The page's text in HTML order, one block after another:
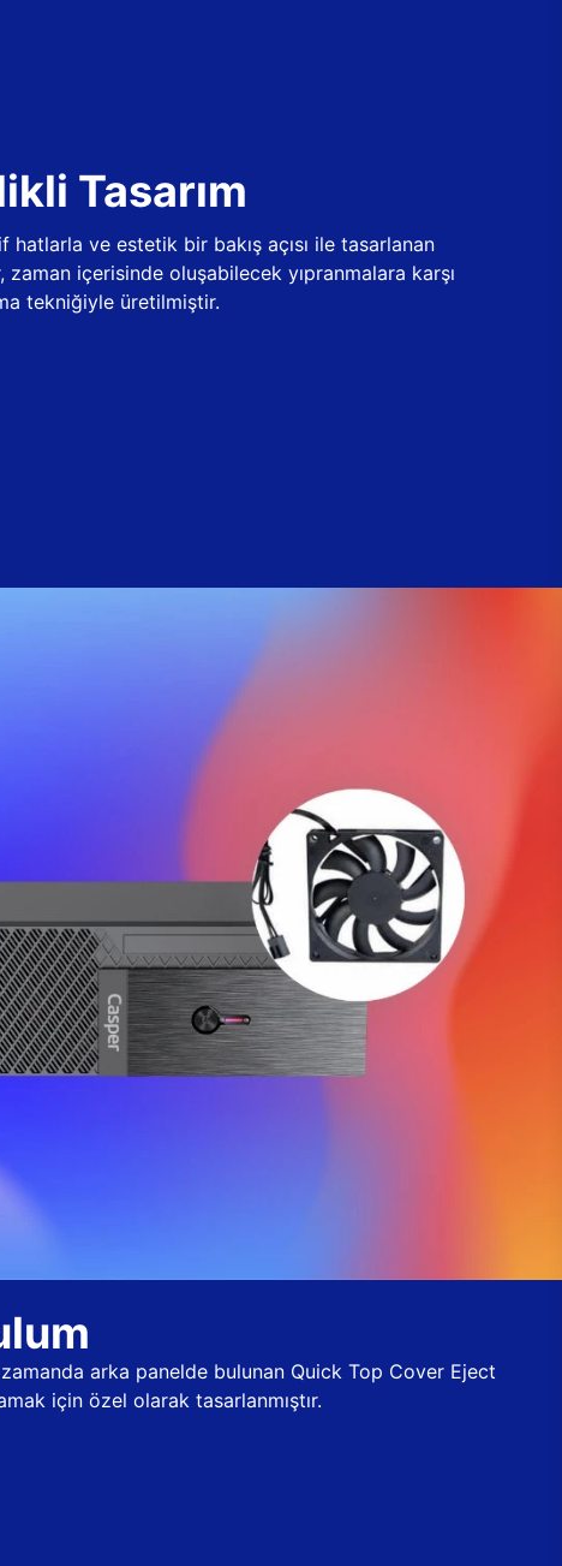
Tasarım
hatlarla ve estetik bir bakış açısı ile tasarlanan
içerisinde oluşabilecek yıpranmalara karşı
tekniğiyle üretilmiştir.
arka panelde bulunan Quick Top Cover Eject
için özel olarak tasarlanmıştır.